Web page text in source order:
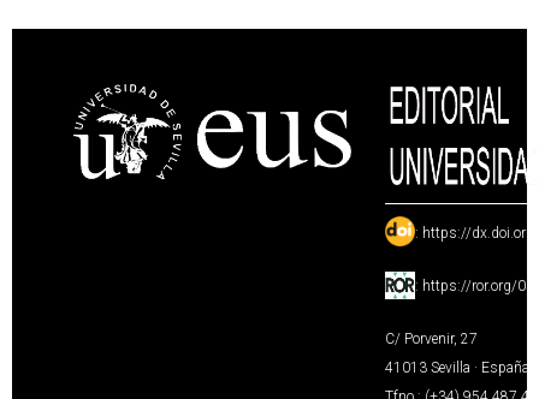
: https://
: https://ror.org/
C/ Porvenir, 27
41013 Sevilla · España